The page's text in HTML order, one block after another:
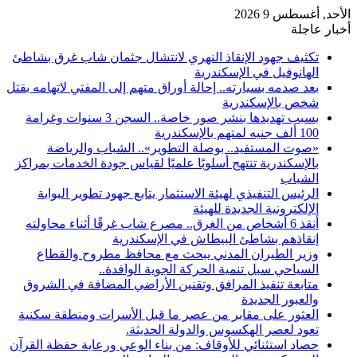
الأحد, أغسطس 9 2026
أخبار عاجلة
تكثيف جهود الإنقاذ النهري لانتشال جثمان شاب غرق بشاطئ
الهانوفيل في الإسكندرية
بعد صدمه بسيارته.. إحالة أوراق متهم إلى المفتي لاتهامه بقتل
شخص بالإسكندرية
بسبب تهديدها بنشر صور خاصة.. السجن 3 سنوات وغرامة
100 ألف جنيه لمتهم بالإسكندرية
«صوت المستفيد.. بوصلة التطوير».. الشباب والرياضة
بالإسكندرية تنتهج أسلوبًا علميًا لقياس جودة الخدمات بمراكز
الشباب
الرئيس التنفيذي لهيئة الاستثمار يتابع جهود تطوير البوابة
الإلكترونية الجديدة للهيئة
أنقذ 6 أشخاص من الغرق.. مصرع شاب غرقًا أثناء محاولته
إنقاذهم بشاطئ البيطاش في الإسكندرية
وزير الطيران المدني يبحث مع محافظ مطروح والقطاع
السياحي سبل تنمية الحركة الجوية الوافدة..
متابعة تنفيذ المرافق وتقنين الأراضي المضافة في الشروق
والعبور الجديدة
العثور على مقابر من عصر ما قبل الأسرات ومنطقة سكنية
تعود لعصر الهكسوس والدولة الحديثة.
حصاد استثنائي للأوقاف: من بناء الوعي ورعاية حفظة القرآن